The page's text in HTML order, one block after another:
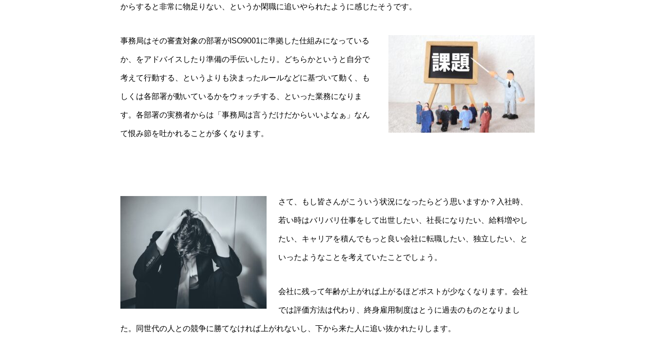
からすると非常に物足りない、というか閑職に追いやられたように感じたそうです。
事務局はその審査対象の部署がISO9001に準拠した仕組みになっている
か、をアドバイスしたり準備の手伝いしたり。どちらかというと自分で
考えて行動する、というよりも決まったルールなどに基づいて動く、も
しくは各部署が動いているかをウォッチする、といった業務になりま
す。各部署の実務者からは「事務局は言うだけだからいいよなぁ」なん
て恨み節を吐かれることが多くなります。
さて、もし皆さんがこういう状況になったらどう思いますか？入社時、
若い時はバリバリ仕事をして出世したい、社長になりたい、給料増やし
たい、キャリアを積んでもっと良い会社に転職したい、独立したい、と
いったようなことを考えていたことでしょう。
会社に残って年齢が上がれば上がるほどポストが少なくなります。会社
では評価方法は代わり、終身雇用制度はとうに過去のものとなりまし
た。同世代の人との競争に勝てなければ上がれないし、下から来た人に追い抜かれたりします。